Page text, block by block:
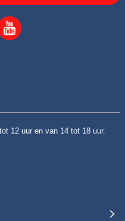
12 uur en van 14 tot 18 uur.